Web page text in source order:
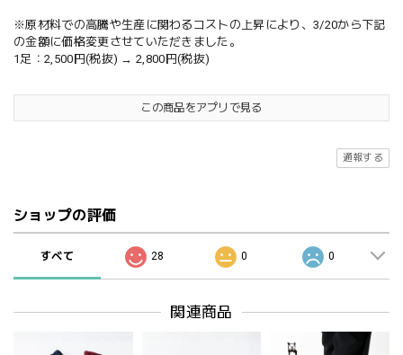
※原材料での高騰や生産に関わるコストの上昇により、3/20から下記
の金額に価格変更させていただきました。
1足：2,500円(税抜) → 2,800円(税抜)
この商品をアプリで見る
通報する
ショップの評価
すべて 28 0 0
関連商品